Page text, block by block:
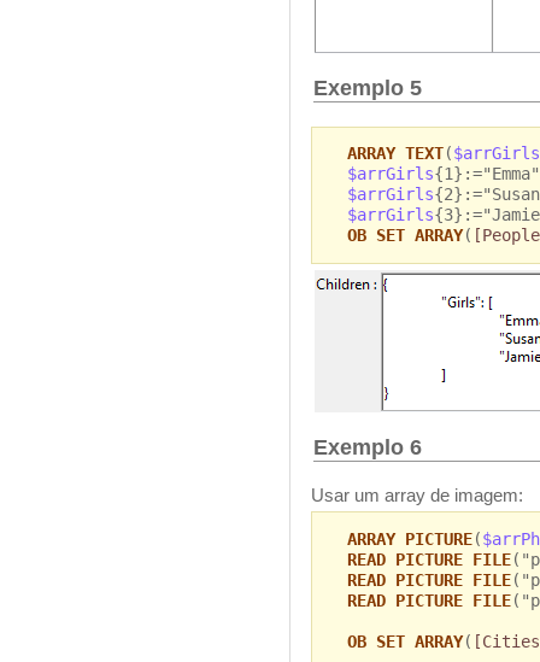
Exemplo 5
ARRAY TEXT($arrGirls
$arrGirls{1}:="Emma"
$arrGirls
$arrGirls
OB SET ARRAY(
Exemplo 6
Usar um array de imagem:
ARRAY PICTURE(
READ PICTURE FILE
READ PICTURE FILE
READ PICTURE FILE
OB SET ARRAY(